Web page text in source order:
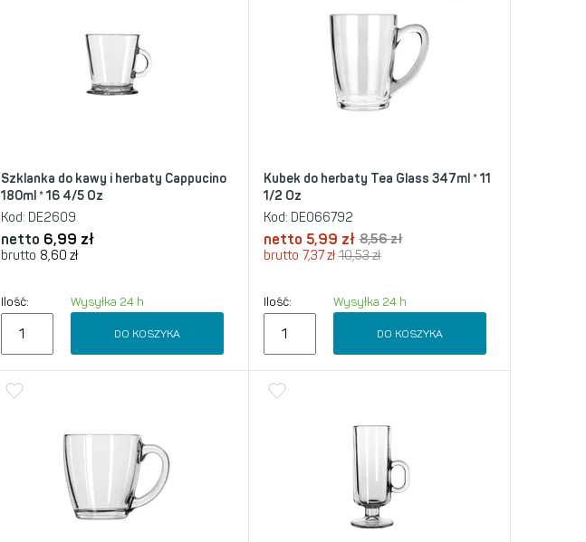
Szklanka do kawy i herbaty Cappucino
180ml * 16 4/5 Oz
Kod: DE2609
netto 6,99 zł
brutto 8,60zł
Ilość: Wysyłka 24 h
DO KOSZYKA
Kubek do herbaty Tea Glass 347ml * 11
1/2 Oz
Kod: DE066792
netto 5,99 zł 8,56zł
brutto 7,37zł10,53zł
Ilość: Wysyłka 24 h
DO KOSZYKA